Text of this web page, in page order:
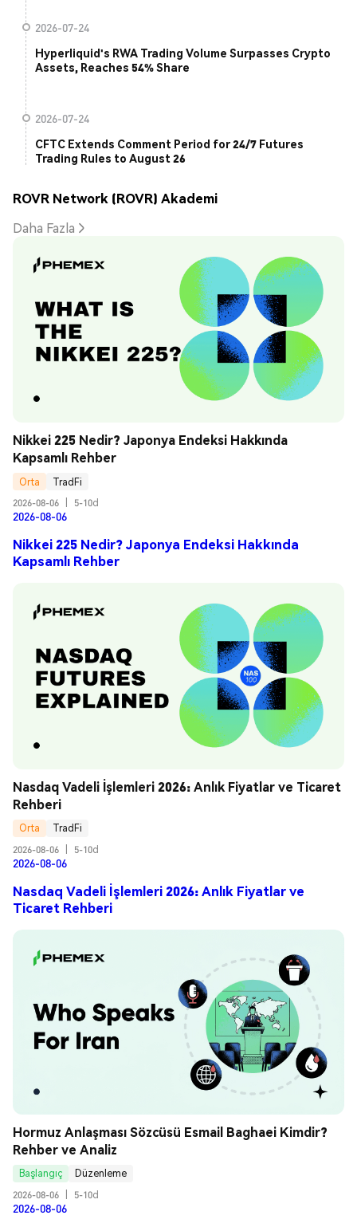
2026-07-24
Hyperliquid's RWA Trading Volume Surpasses Crypto
Assets, Reaches 54% Share
2026-07-24
CFTC Extends Comment Period for 24/7 Futures
Trading Rules to August 26
ROVR Network (ROVR) Akademi
Daha Fazla
Nikkei 225 Nedir? Japonya Endeksi Hakkında
Kapsamlı Rehber
Orta
TradFi
2026-08-06
5-10d
2026-08-06
Nikkei 225 Nedir? Japonya Endeksi Hakkında
Kapsamlı Rehber
Nasdaq Vadeli İşlemleri 2026: Anlık Fiyatlar ve Ticaret
Rehberi
Orta
TradFi
2026-08-06
5-10d
2026-08-06
Nasdaq Vadeli İşlemleri 2026: Anlık Fiyatlar ve
Ticaret Rehberi
Hormuz Anlaşması Sözcüsü Esmail Baghaei Kimdir?
Rehber ve Analiz
Başlangıç
Düzenleme
2026-08-06
5-10d
2026-08-06